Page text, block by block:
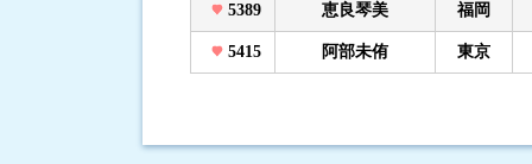
5389 恵良琴美 福岡
5415 阿部未侑 東京